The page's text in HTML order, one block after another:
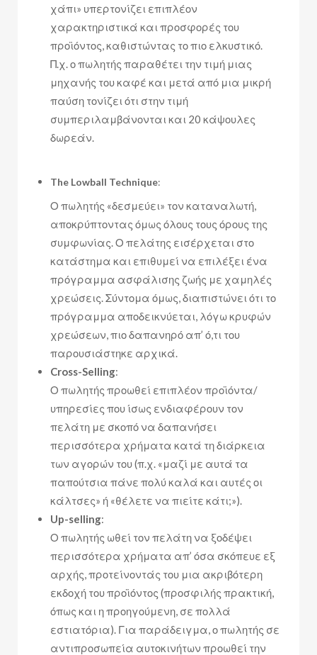
χάπι» υπερτονίζει επιπλέον
χαρακτηριστικά και προσφορές του
προϊόντος, καθιστώντας το πιο ελκυστικό.
Π.χ. ο πωλητής παραθέτει την τιμή μιας
μηχανής του καφέ και μετά από μια μικρή
παύση τονίζει ότι στην τιμή
συμπεριλαμβάνονται και 20 κάψουλες
δωρεάν.
The Lowball Technique:
Ο πωλητής «δεσμεύει» τον καταναλωτή,
αποκρύπτοντας όμως όλους τους όρους της
συμφωνίας. Ο πελάτης εισέρχεται στο
κατάστημα και επιθυμεί να επιλέξει ένα
πρόγραμμα ασφάλισης ζωής με χαμηλές
χρεώσεις. Σύντομα όμως, διαπιστώνει ότι το
πρόγραμμα αποδεικνύεται, λόγω κρυφών
χρεώσεων, πιο δαπανηρό απ’ ό,τι του
παρουσιάστηκε αρχικά.
Cross-Selling:
Ο πωλητής προωθεί επιπλέον προϊόντα/
υπηρεσίες που ίσως ενδιαφέρουν τον
πελάτη με σκοπό να δαπανήσει
περισσότερα χρήματα κατά τη διάρκεια
των αγορών του (π.χ. «μαζί με αυτά τα
παπούτσια πάνε πολύ καλά και αυτές οι
κάλτσες» ή «θέλετε να πιείτε κάτι;»).
Up-selling:
Ο πωλητής ωθεί τον πελάτη να ξοδέψει
περισσότερα χρήματα απ’ όσα σκόπευε εξ
αρχής, προτείνοντάς του μια ακριβότερη
εκδοχή του προϊόντος (προσφιλής πρακτική,
όπως και η προηγούμενη, σε πολλά
εστιατόρια). Για παράδειγμα, ο πωλητής σε
αντιπροσωπεία αυτοκινήτων προωθεί την